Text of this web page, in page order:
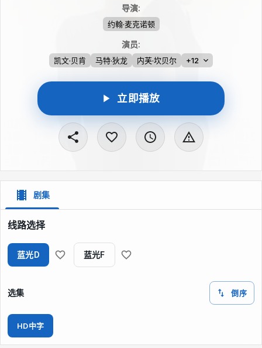
前曾和萨姆有过风流的一夜。醋意大发的桑德拉以学校捐助人的身
份要求校长将萨姆解职，萨姆因此糊里糊涂丢掉了工作。屋漏偏逢
连夜雨，小镇上的一名女学生苏茜（内芙•坎贝尔 Neve
Campbell 饰）突然控告萨姆强奸了自己，桑德拉出资聘请了有名
的大律师状告萨姆。身无分文的萨姆请不起律师，虽然有贪财的保
萨姆十分不利。然而此时，事态有了新的转折！
导演:
约翰·麦克诺顿
演员:
凯文·贝肯 马特·狄龙 内芙·坎贝尔 +12
立即播放
剧集
线路选择
蓝光D 蓝光F
选集 倒序
HD中字